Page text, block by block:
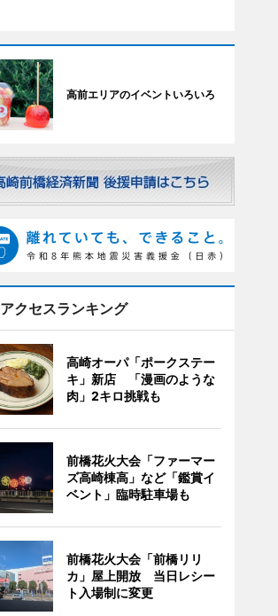
高前エリアのイベントいろいろ
アクセスランキング
高崎オーパ「ポークステー
キ」新店 「漫画のような
肉」2キロ挑戦も
前橋花火大会「ファーマー
ズ高崎棟高」など「鑑賞イ
ベント」臨時駐車場も
前橋花火大会「前橋リリ
カ」屋上開放 当日レシー
ト入場制に変更